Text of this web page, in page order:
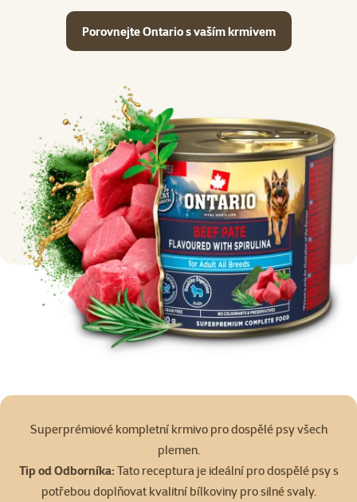
Porovnejte Ontario s vaším krmivem
Superprémiové kompletní krmivo pro dospělé psy všech
plemen.
Tip od Odborníka: Tato receptura je ideální pro dospělé psy s
potřebou doplňovat kvalitní bílkoviny pro silné svaly.